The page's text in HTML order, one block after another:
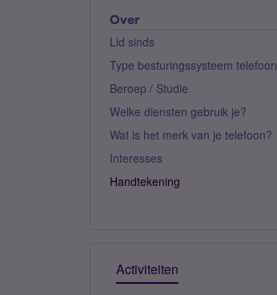
Over
Lid sinds
Type besturingssysteem telefoon
Beroep / Studie
Welke diensten gebruik je?
Wat is het merk van je telefoon?
Interesses
Handtekening
Activiteiten